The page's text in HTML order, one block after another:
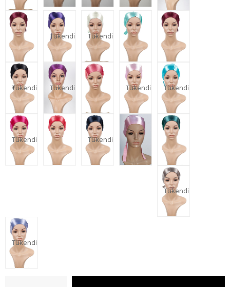
Tükendi Tükendi
Tükendi Tükendi Tükendi Tükendi
Tükendi Tükendi
Tükendi
Tükendi